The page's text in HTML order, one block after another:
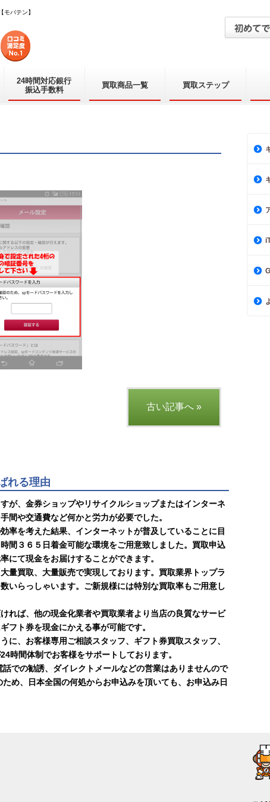
モバテン】
24時間対応銀行
振込手数料
買取商品一覧 買取ステップ
古い記事へ »
れる理由
が、金券ショップやリサイクルショップまたはインターネ
間や交通費など何かと労力が必要でした。
率を考えた結果、インターネットが普及していることに目
間３６５日着金可能な環境をご用意致しました。買取申込
にて現金をお届けすることができます。
量買取、大量販売で実現しております。買取業界トップラ
いらっしゃいます。ご新規様には特別な買取率もご用意し
れば、他の現金化業者や買取業者より当店の良質なサービ
フト券を現金にかえる事が可能です。
に、お客様専用ご相談スタッフ、ギフト券買取スタッフ、
時間体制でお客様をサポートしております。
での勧誘、ダイレクトメールなどの営業はありませんので
め、日本全国の何処からお申込みを頂いても、お申込み日